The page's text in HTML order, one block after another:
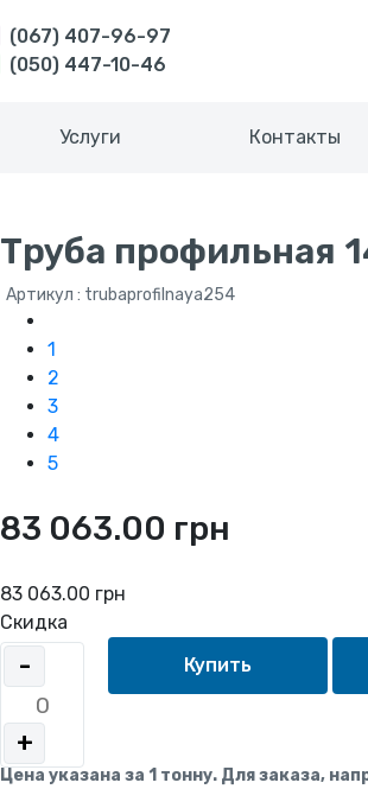
(067) 407-96-97
(050) 447-10-46
Услуги Контакты
Труба профильная
Артикул : trubaprofilnaya254
1
2
3
4
5
83 063.00 грн
83 063.00 грн
Скидка
-
+
Цена указана за 1 тонну. Для заказа,